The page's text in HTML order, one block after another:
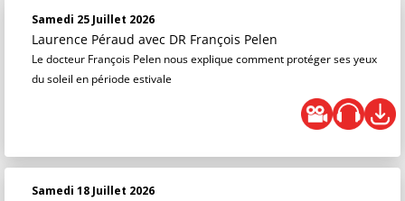
Samedi 25 Juillet 2026
Laurence Péraud avec DR François Pelen
Le docteur François Pelen nous explique comment protéger ses yeux
du soleil en période estivale
Samedi 18 Juillet 2026